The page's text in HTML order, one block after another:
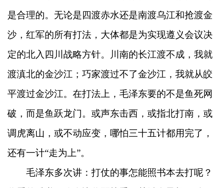
是合理的。无论是四渡赤水还是南渡乌江和抢渡金
沙，红军的所有打法，大体都是为实现遵义会议决
定的北入四川战略方针。川南的长江渡不成，我就
渡滇北的金沙江；巧家渡过不了金沙江，我就从皎
平渡过金沙江。在打法上，毛泽东要的不是鱼死网
破，而是鱼跃龙门。或声东击西，或指北打南，或
调虎离山，或不动应变，哪怕三十五计都用完了，
还有一计“走为上”。
毛泽东多次讲：打仗的事怎能照书本去打呢？